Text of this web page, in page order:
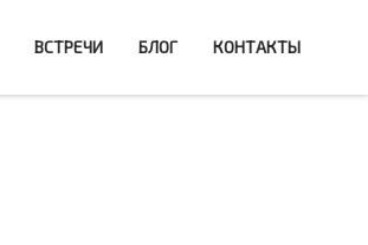
ВСТРЕЧИ БЛОГ КОНТАКТЫ